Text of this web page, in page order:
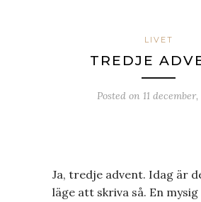
LIVET
TREDJE
Posted on 11 december,
Ja, tredje advent. Idag är
läge att skriva så. En